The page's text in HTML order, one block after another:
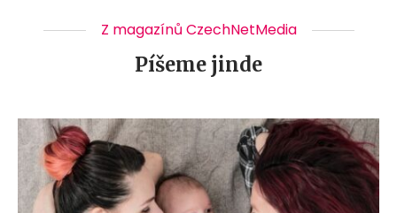
Z magazínů CzechNetMedia
Píšeme jinde